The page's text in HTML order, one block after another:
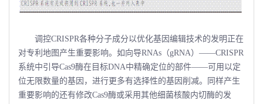
调控CRISPR各种分子成分以优化基因编辑技术的发明正在
对专利地图产生重要影响。如向导RNAs（gRNA）――CRISPR
系统中引导Cas9酶在目标DNA中精确定位的部件――可用以定
位无限数量的基因，进行更多有选择性的基因削减。同样产生
重要影响的还有修改Cas9酶或采用其他细菌核酸内切酶的发